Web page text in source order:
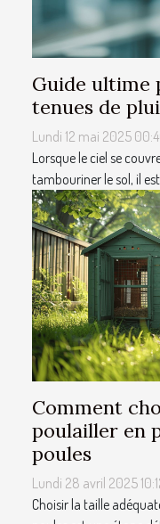
Guide ultime
tenues de
Lundi 12 mai 2025
Lorsque le ciel se
tambouriner le sol, il
Comment
poulailler en
poules
Lundi 28 avril 2025
Choisir la taille